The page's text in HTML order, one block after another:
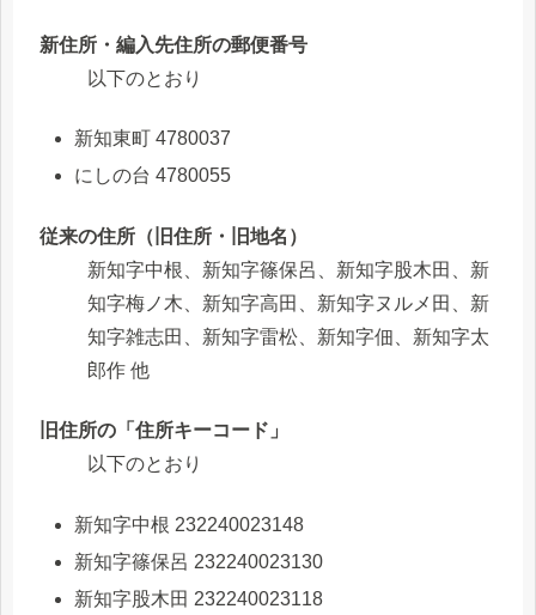
新住所・編入先住所の郵便番号
以下のとおり
新知東町 4780037
にしの台 4780055
従来の住所（旧住所・旧地名）
新知字中根、新知字篠保呂、新知字股木田、新
知字梅ノ木、新知字高田、新知字ヌルメ田、新
知字雑志田、新知字雷松、新知字佃、新知字太
郎作 他
旧住所の「住所キーコード」
以下のとおり
新知字中根 232240023148
新知字篠保呂 232240023130
新知字股木田 232240023118